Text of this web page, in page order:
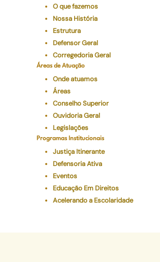
O que fazemos
Nossa História
Estrutura
Defensor Geral
Corregedoria Geral
Áreas de Atuação
Onde atuamos
Áreas
Conselho Superior
Ouvidoria Geral
Legislações
Programas Institucionais
Justiça Itinerante
Defensoria Ativa
Eventos
Educação Em Direitos
Acelerando a Escolaridade